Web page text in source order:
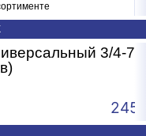
3/4-7 (без
245.50